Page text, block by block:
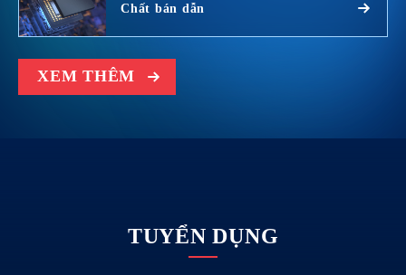
Chất bán dẫn
XEM THÊM
TUYỂN DỤNG